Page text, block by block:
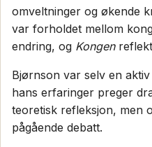
omveltninger og økende
var forholdet mellom
endring, og Kongen
Bjørnson var selv en
hans erfaringer preger
teoretisk refleksjon, men
pågående debatt.